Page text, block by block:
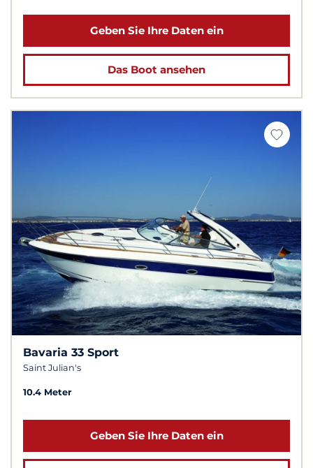
Geben Sie Ihre Daten ein
Das Boot ansehen
Bavaria 33 Sport
Saint Julian's
10.4 Meter
Geben Sie Ihre Daten ein